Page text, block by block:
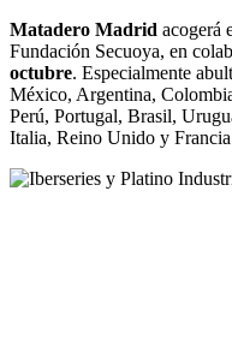
Matadero Madrid acogerá
Fundación Secuoya, en
octubre. Especialmente
México, Argentina,
Perú, Portugal, Brasil,
Italia, Reino Unido y